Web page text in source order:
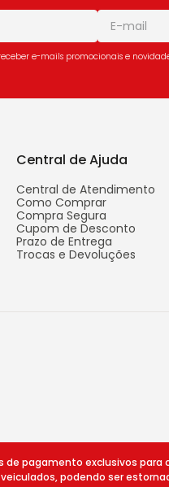
e-mails promocionais e
Central de Ajuda
Central de Atendimento
Como Comprar
Compra Segura
Cupom de Desconto
Prazo de Entrega
Trocas e Devoluções
de pagamento
podendo ser